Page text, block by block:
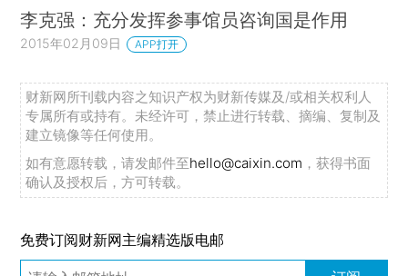
李克强：充分发挥参事馆员咨询国是作用
2015年02月09日 APP打开
财新网所刊载内容之知识产权为财新传媒及/或相关权利人
专属所有或持有。未经许可，禁止进行转载、摘编、复制及
建立镜像等任何使用。
如有意愿转载，请发邮件至hello@caixin.com ，获得书面
确认及授权后，方可转载。
免费订阅财新网主编精选版电邮